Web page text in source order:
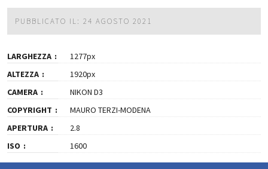
PUBBLICATO IL: 24 AGOSTO 2021
LARGHEZZA
1277px
ALTEZZA
1920px
CAMERA
NIKON D3
COPYRIGHT
MAURO TERZI-MODENA
APERTURA
2.8
ISO
1600